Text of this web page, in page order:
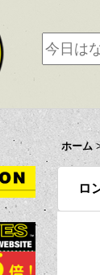
ホーム
ロ